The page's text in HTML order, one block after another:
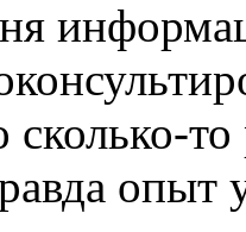
сколько-
опыт